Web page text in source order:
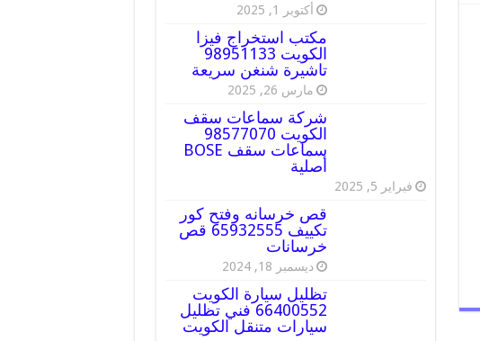
أكتوبر 1, 2025
مكتب استخراج فيزا
الكويت 98951133
تاشيرة شنغن سريعة
مارس 26, 2025
شركة سماعات سقف
الكويت 98577070
سماعات سقف BOSE
أصلية
فبراير 5, 2025
قص خرسانه وفتح كور
تكييف 65932555 قص
خرسانات
ديسمبر 18, 2024
تظليل سيارة الكويت
66400552 فني تظليل
سيارات متنقل الكويت